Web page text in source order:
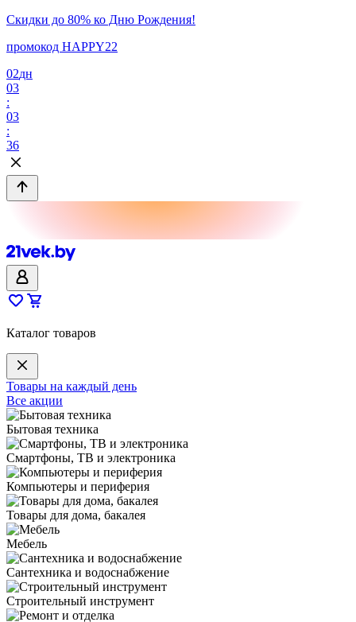
Скидки до 80% ко Дню Рождения!
промокод HAPPY22
02дн
03
:
03
:
36
Каталог товаров
Товары на каждый день
Все акции
Бытовая техника
Смартфоны, ТВ и электроника
Компьютеры и периферия
Товары для дома, бакалея
Мебель
Сантехника и водоснабжение
Строительный инструмент